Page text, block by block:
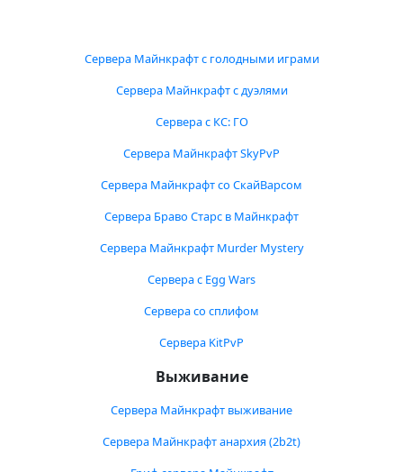
Сервера Майнкрафт с голодными играми
Сервера Майнкрафт с дуэлями
Сервера с КС: ГО
Сервера Майнкрафт SkyPvP
Сервера Майнкрафт со СкайВарсом
Сервера Браво Старс в Майнкрафт
Сервера Майнкрафт Murder Mystery
Сервера с Egg Wars
Сервера со сплифом
Сервера KitPvP
Выживание
Сервера Майнкрафт выживание
Сервера Майнкрафт анархия (2b2t)